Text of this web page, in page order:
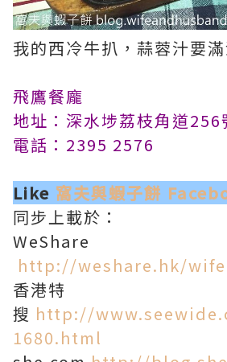
我的西冷牛扒，蒜蓉汁要滿
飛鷹餐龐
地址：深水埗荔枝角道256
電話：2395 2576
Like 窩夫與蝦子餅
同步上載於：
WeShare
http://weshare.hk/
香港特
搜 http://
1680.html